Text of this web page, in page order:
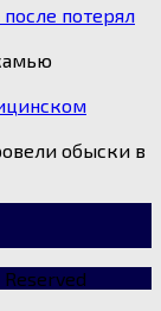
потерял
обыски в